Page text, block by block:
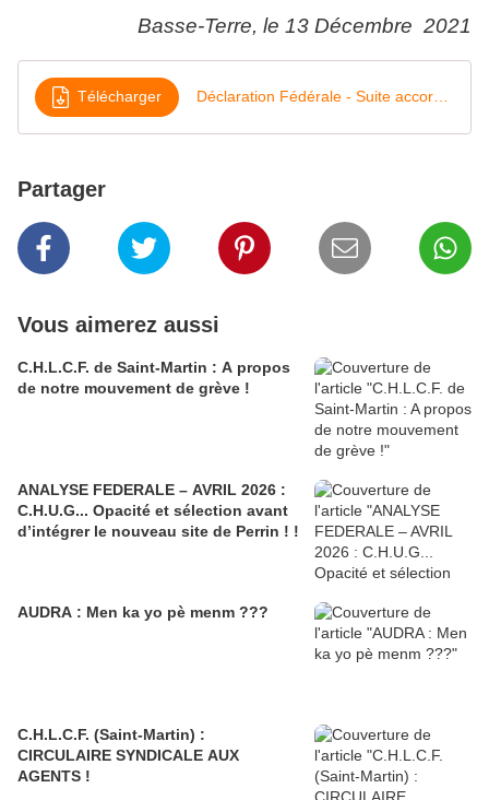
Basse-Terre, le 13 Décembre 2021
Télécharger
Partager
Vous aimerez aussi
C.H.L.C.F. de Saint-Martin : A propos
de notre mouvement de grève !
ANALYSE FEDERALE – AVRIL 2026 :
C.H.U.G... Opacité et sélection avant
d’intégrer le nouveau site de Perrin ! !
AUDRA : Men ka yo pè menm ???
C.H.L.C.F. (Saint-Martin) :
CIRCULAIRE SYNDICALE AUX
AGENTS !